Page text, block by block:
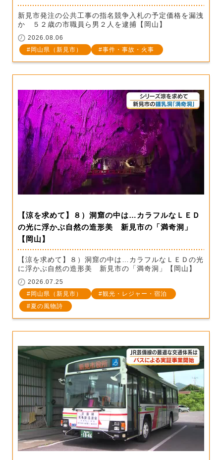
新見市発注の公共工事の指名競争入札の予定価格を漏洩
か ５２歳の市職員ら男２人を逮捕【岡山】
2026.08.06
岡山県（新見市）
事件・事故・火事
【涼を求めて】８）洞窟の中は…カラフルなＬＥＤ
の光に浮かぶ自然の造形美 新見市の「満奇洞」
【岡山】
【涼を求めて】８）洞窟の中は…カラフルなＬＥＤの光
に浮かぶ自然の造形美 新見市の「満奇洞」【岡山】
2026.07.25
岡山県（新見市）
観光・レジャー・宿泊
夏の風物詩